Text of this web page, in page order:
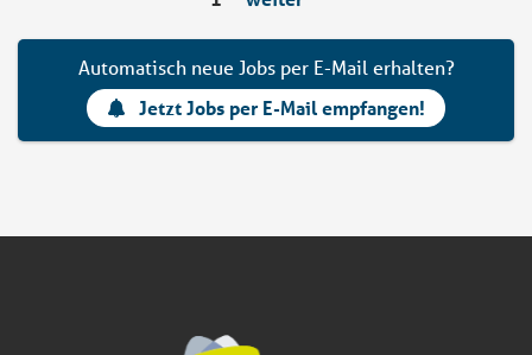
Automatisch neue Jobs per E-Mail erhalten?
Jetzt Jobs per E-Mail empfangen!